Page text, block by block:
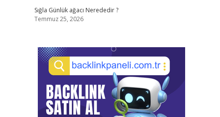
Sığla Günlük ağacı Nerededir ?
Temmuz 25, 2026